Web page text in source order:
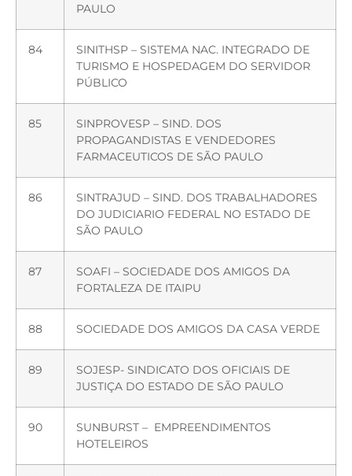
PAULO
84
SINITHSP – SISTEMA NAC. INTEGRADO DE
TURISMO E HOSPEDAGEM DO SERVIDOR
PÚBLICO
85
SINPROVESP – SIND. DOS
PROPAGANDISTAS E VENDEDORES
FARMACEUTICOS DE SÃO PAULO
86
SINTRAJUD – SIND. DOS TRABALHADORES
DO JUDICIARIO FEDERAL NO ESTADO DE
SÃO PAULO
87
SOAFI – SOCIEDADE DOS AMIGOS DA
FORTALEZA DE ITAIPU
88 SOCIEDADE DOS AMIGOS DA CASA VERDE
89
SOJESP- SINDICATO DOS OFICIAIS DE
JUSTIÇA DO ESTADO DE SÃO PAULO
90
SUNBURST – EMPREENDIMENTOS
HOTELEIROS